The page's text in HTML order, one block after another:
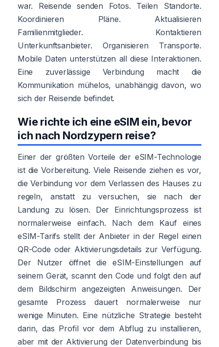
war. Reisende senden Fotos. Teilen Standorte.
Koordinieren Pläne. Aktualisieren
Familienmitglieder. Kontaktieren
Unterkunftsanbieter. Organisieren Transporte.
Mobile Daten unterstützen all diese Interaktionen.
Eine zuverlässige Verbindung macht die
Kommunikation mühelos, unabhängig davon, wo
sich der Reisende befindet.
Wie richte ich eine eSIM ein, bevor
ich nach Nordzypern reise?
Einer der größten Vorteile der eSIM-Technologie
ist die Vorbereitung. Viele Reisende ziehen es vor,
die Verbindung vor dem Verlassen des Hauses zu
regeln, anstatt zu versuchen, sie nach der
Landung zu lösen. Der Einrichtungsprozess ist
normalerweise einfach. Nach dem Kauf eines
eSIM-Tarifs stellt der Anbieter in der Regel einen
QR-Code oder Aktivierungsdetails zur Verfügung.
Der Nutzer öffnet die eSIM-Einstellungen auf
seinem Gerät, scannt den Code und folgt den auf
dem Bildschirm angezeigten Anweisungen. Der
gesamte Prozess dauert normalerweise nur
wenige Minuten. Eine nützliche Strategie besteht
darin, das Profil vor dem Abflug zu installieren,
aber mit der Aktivierung der Datenverbindung bis